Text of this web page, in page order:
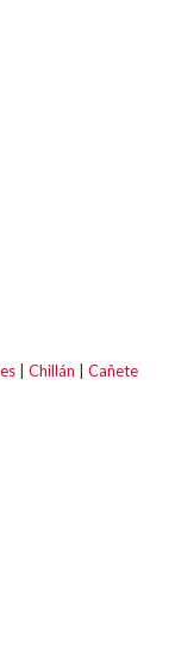
Chillán Cañete